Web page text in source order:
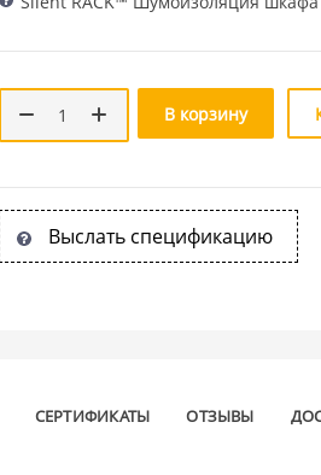
В корзину
Выслать спецификацию
СЕРТИФИКАТЫ ОТЗЫВЫ